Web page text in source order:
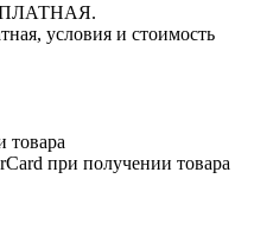
условия и стоимость
при получении товара